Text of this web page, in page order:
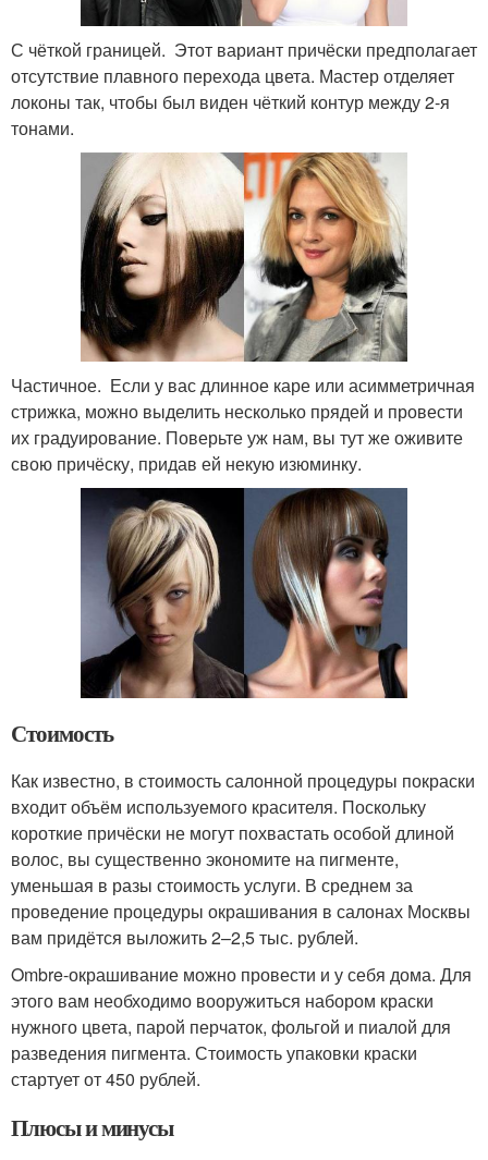
С чёткой границей. Этот вариант причёски предполагает
отсутствие плавного перехода цвета. Мастер отделяет
локоны так, чтобы был виден чёткий контур между 2-я
тонами.
Частичное. Если у вас длинное каре или асимметричная
стрижка, можно выделить несколько прядей и провести
их градуирование. Поверьте уж нам, вы тут же оживите
свою причёску, придав ей некую изюминку.
Стоимость
Как известно, в стоимость салонной процедуры покраски
входит объём используемого красителя. Поскольку
короткие причёски не могут похвастать особой длиной
волос, вы существенно экономите на пигменте,
уменьшая в разы стоимость услуги. В среднем за
проведение процедуры окрашивания в салонах Москвы
вам придётся выложить 2–2,5 тыс. рублей.
Ombre-окрашивание можно провести и у себя дома. Для
этого вам необходимо вооружиться набором краски
нужного цвета, парой перчаток, фольгой и пиалой для
разведения пигмента. Стоимость упаковки краски
стартует от 450 рублей.
Плюсы и минусы